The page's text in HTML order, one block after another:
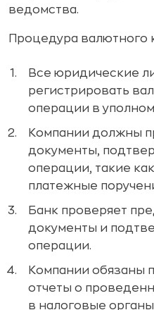
ведомства.
Процедура валютного
Все юридические
регистрировать
операции в
Компании должны
документы,
операции, такие
платежные
Банк проверяет
документы и
операции.
Компании обязаны
отчеты о
в налоговые